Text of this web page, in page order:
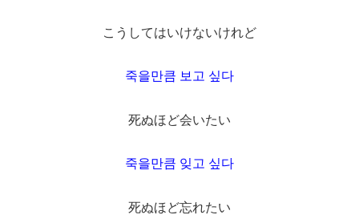
こうしてはいけないけれど
죽을만큼 보고 싶다
死ぬほど会いたい
죽을만큼 잊고 싶다
死ぬほど忘れたい